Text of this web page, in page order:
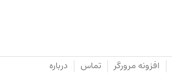
افزونه مرورگر تماس درباره